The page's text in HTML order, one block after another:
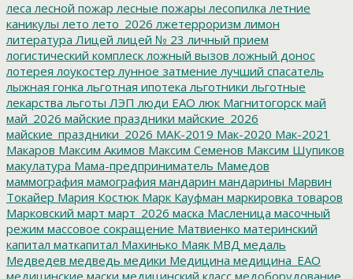
леса лесной пожар лесные пожары лесопилка летние
каникулы лето лето_2026 лжетерроризм лимон
литература Лицей лицей № 23 личный прием
логистический комплеск ложный вызов ложный донос
лотерея лоукостер лунное затмение лучший спасатель
лыжная гонка льготная ипотека льготники льготные
лекарства льготы ЛЭП люди ЕАО люк Магнитогорск май
май_2026 майские праздники майские_2026
майские_праздники_2026 МАК-2019 Мак-2020 Мак-2021
Макаров Максим Акимов Максим Семенов Максим Шупиков
макулатура Мама-предприниматель Мамедов
маммография мамография мандарин мандарины Марвин
Токайер Мария Костюк Марк Кауфман маркировка товаров
Марковский март март_2026 маска Масленица масочный
режим массовое сокращение Матвиенко материнский
капитал маткапитал Махинько Маяк МВД медаль
Медведев медведь медики Медицина медицина_ЕАО
медицинские маски медицинский класс медоборудование